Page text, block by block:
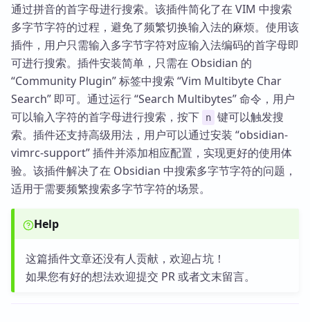
通过拼音的首字母进行搜索。该插件简化了在 VIM 中搜索
多字节字符的过程，避免了频繁切换输入法的麻烦。使用该
插件，用户只需输入多字节字符对应输入法编码的首字母即
可进行搜索。插件安装简单，只需在 Obsidian 的
“Community Plugin” 标签中搜索 “Vim Multibyte Char
Search” 即可。通过运行 “Search Multibytes” 命令，用户
可以输入字符的首字母进行搜索，按下
n 键可以触发搜
索。插件还支持高级用法，用户可以通过安装 “obsidian-
vimrc-support” 插件并添加相应配置，实现更好的使用体
验。该插件解决了在 Obsidian 中搜索多字节字符的问题，
适用于需要频繁搜索多字节字符的场景。
Help
这篇插件文章还没有人贡献，欢迎占坑！
如果您有好的想法欢迎提交 PR 或者文末留言。